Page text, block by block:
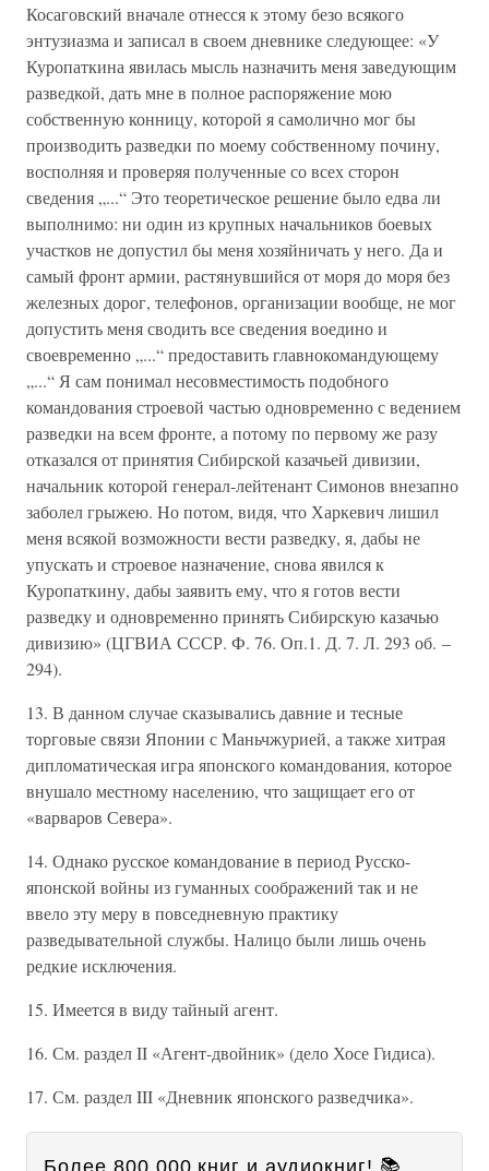
Косаговский вначале отнесся к этому безо всякого
энтузиазма и записал в своем дневнике следующее: «У
Куропаткина явилась мысль назначить меня заведующим
разведкой, дать мне в полное распоряжение мою
собственную конницу, которой я самолично мог бы
производить разведки по моему собственному почину,
восполняя и проверяя полученные со всех сторон
сведения „...“ Это теоретическое решение было едва ли
выполнимо: ни один из крупных начальников боевых
участков не допустил бы меня хозяйничать у него. Да и
самый фронт армии, растянувшийся от моря до моря без
железных дорог, телефонов, организации вообще, не мог
допустить меня сводить все сведения воедино и
своевременно „...“ предоставить главнокомандующему
„...“ Я сам понимал несовместимость подобного
командования строевой частью одновременно с ведением
разведки на всем фронте, а потому по первому же разу
отказался от принятия Сибирской казачьей дивизии,
начальник которой генерал-лейтенант Симонов внезапно
заболел грыжею. Но потом, видя, что Харкевич лишил
меня всякой возможности вести разведку, я, дабы не
упускать и строевое назначение, снова явился к
Куропаткину, дабы заявить ему, что я готов вести
разведку и одновременно принять Сибирскую казачью
дивизию» (ЦГВИА СССР. Ф. 76. Оп.1. Д. 7. Л. 293 об. –
294).
13. В данном случае сказывались давние и тесные
торговые связи Японии с Маньчжурией, а также хитрая
дипломатическая игра японского командования, которое
внушало местному населению, что защищает его от
«варваров Севера».
14. Однако русское командование в период Русско-
японской войны из гуманных соображений так и не
ввело эту меру в повседневную практику
разведывательной службы. Налицо были лишь очень
редкие исключения.
15. Имеется в виду тайный агент.
16. См. раздел II «Агент-двойник» (дело Хосе Гидиса).
17. См. раздел III «Дневник японского разведчика».
Более 800 000 книг и аудиокниг! 📚